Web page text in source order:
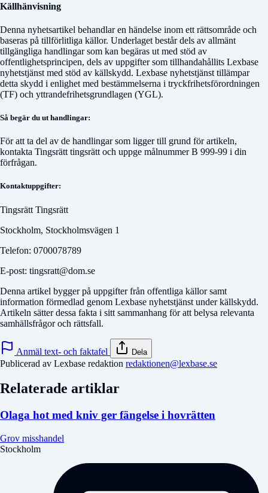
Källhänvisning
Denna nyhetsartikel behandlar en händelse inom ett rättsområde och
baseras på tillförlitliga källor. Underlaget består dels av allmänt
tillgängliga handlingar som kan begäras ut med stöd av
offentlighetsprincipen, dels av uppgifter som tillhandahållits Lexbase
nyhetstjänst med stöd av källskydd. Lexbase nyhetstjänst tillämpar
detta skydd i enlighet med bestämmelserna i tryckfrihetsförordningen
(TF) och yttrandefrihetsgrundlagen (YGL).
Så begär du ut handlingar:
För att ta del av de handlingar som ligger till grund för artikeln,
kontakta Tingsrätt tingsrätt och uppge målnummerB 999-99 i din
förfrågan.
Kontaktuppgifter:
Tingsrätt Tingsrätt
Stockholm, Stockholmsvägen 1
Telefon: 0700078789
E-post: tingsratt@dom.se
Denna artikel bygger på uppgifter från offentliga källor samt
information förmedlad genom Lexbase nyhetstjänst under källskydd.
Artikeln sätter dessa fakta i sitt sammanhang för att belysa relevanta
samhällsfrågor och rättsfall.
Anmäl text- och faktafel Dela
Publicerad av Lexbase redaktion redaktionen@lexbase.se
Relaterade artiklar
Olaga hot med kniv ger fängelse i hovrätten
Grov misshandel
Stockholm